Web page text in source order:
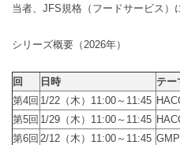
当者、JFS規格（フードサービス）
シリーズ概要（2026年）
回 日時
テー
第4回 1/22（木）11:00～11:45
第5回 1/29（木）11:00～11:45
第6回 2/12（木）11:00～11:45